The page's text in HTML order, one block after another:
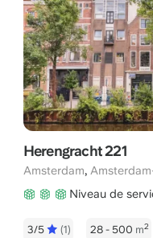
Herengracht 221
Amsterdam,
Niveau de
3/5 (1) 28 - 500 m2